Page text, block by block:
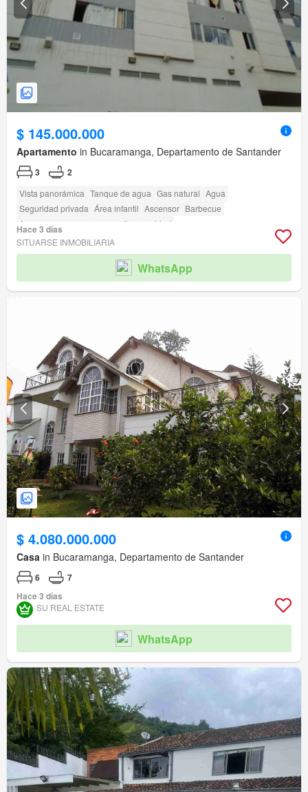
$ 145.000.000
Apartamento in Bucaramanga, Departamento de Santander
3 2
Vista panorámica Tanque de agua Gas natural Agua
Seguridad privada Área infantil Ascensor Barbecue
Acceso para personas con discapacidad
Hace 3 días
SITUARSE INMOBILIARIA
WhatsApp
$ 4.080.000.000
Casa in Bucaramanga, Departamento de Santander
6
7
Hace 3 días
SU REAL ESTATE
WhatsApp